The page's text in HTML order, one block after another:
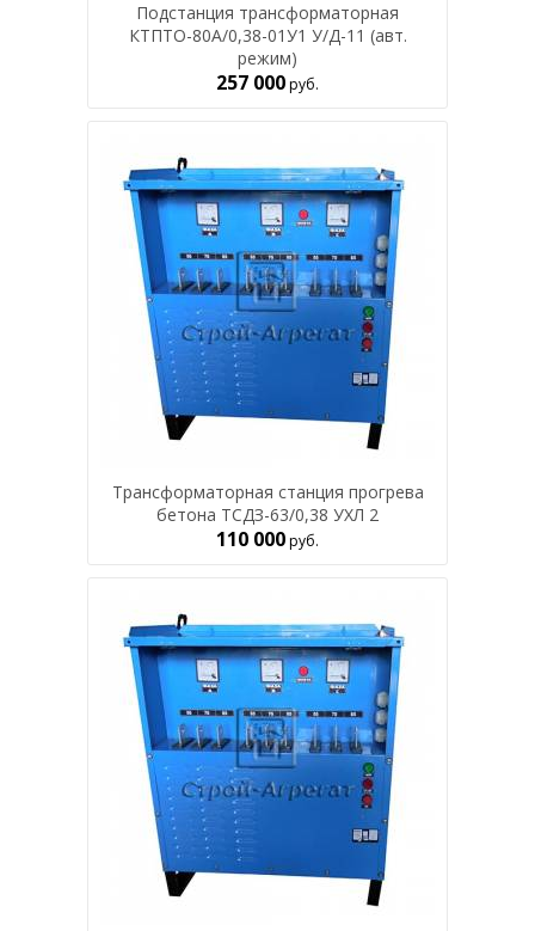
Подстанция трансформаторная
КТПТО-80А/0,38-01У1 У/Д-11 (авт.
режим)
257 000руб.
Трансформаторная станция прогрева
бетона ТСДЗ-63/0,38 УХЛ 2
110 000руб.